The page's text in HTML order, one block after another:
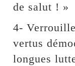
de salut ! »
4-
vertus
longues